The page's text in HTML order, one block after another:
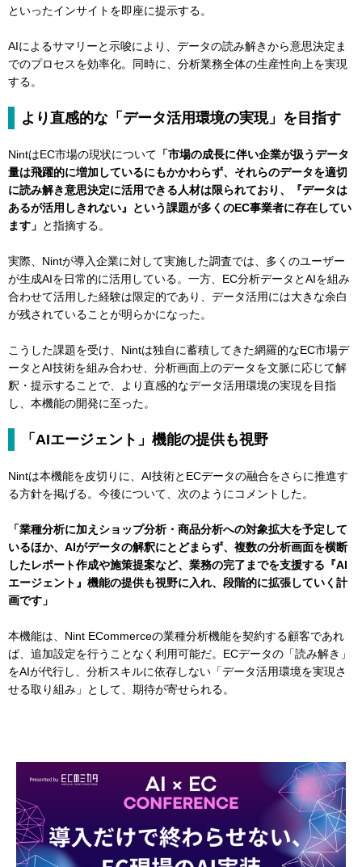
といったインサイトを即座に提示する。
AIによるサマリーと示唆により、データの読み解きから意思決定ま
でのプロセスを効率化。同時に、分析業務全体の生産性向上を実現
する。
より直感的な「データ活用環境の実現」を目指す
NintはEC市場の現状について 「市場の成長に伴い企業が扱うデータ
量は飛躍的に増加しているにもかかわらず、それらのデータを適切
に読み解き意思決定に活用できる人材は限られており、『データは
あるが活用しきれない』という課題が多くのEC事業者に存在してい
ます」 と指摘する。
実際、Nintが導入企業に対して実施した調査では、多くのユーザー
が生成AIを日常的に活用している。一方、EC分析データとAIを組み
合わせて活用した経験は限定的であり、データ活用には大きな余白
が残されていることが明らかになった。
こうした課題を受け、Nintは独自に蓄積してきた網羅的なEC市場デ
ータとAI技術を組み合わせ、分析画面上のデータを文脈に応じて解
釈・提示することで、より直感的なデータ活用環境の実現を目指
し、本機能の開発に至った。
「AIエージェント」機能の提供も視野
Nintは本機能を皮切りに、AI技術とECデータの融合をさらに推進す
る方針を掲げる。今後について、次のようにコメントした。
「業種分析に加えショップ分析・商品分析への対象拡大を予定して
いるほか、AIがデータの解釈にとどまらず、複数の分析画面を横断
したレポート作成や施策提案など、業務の完了までを支援する『AI
エージェント』機能の提供も視野に入れ、段階的に拡張していく計
画です」
本機能は、Nint ECommerceの業種分析機能を契約する顧客であれ
ば、追加設定を行うことなく利用可能だ。ECデータの「読み解き」
をAIが代行し、分析スキルに依存しない「データ活用環境を実現さ
せる取り組み」として、期待が寄せられる。